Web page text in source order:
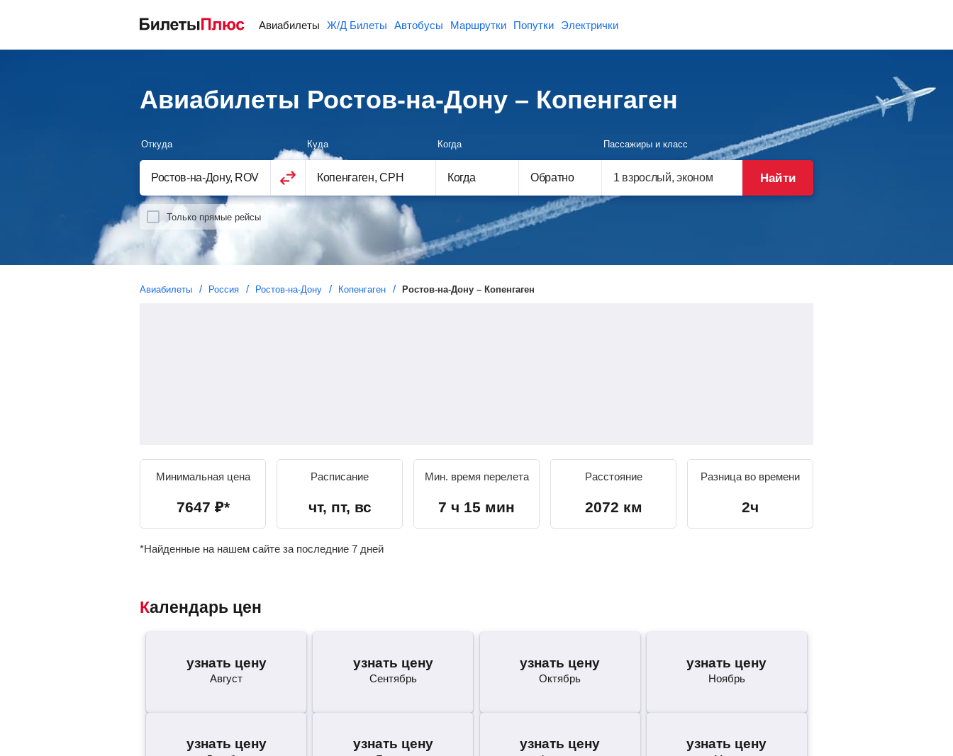
Авиабилеты Ж/Д Билеты Автобусы Маршрутки Попутки Электрички
Авиабилеты Ростов-на-Дону – Копенгаген
Откуда Куда
Когда
Когда
Обратно
Пассажиры и класс
Только прямые рейсы
Найти
Авиабилеты Россия Ростов-на-Дону Копенгаген Ростов-на-Дону – Копенгаген
Минимальная цена
7647 ₽*
Расписание
чт, пт, вс
Мин. время перелета
7 ч 15 мин
Расстояние
2072 км
Разница во времени
2ч
*Найденные на нашем сайте за последние 7 дней
Календарь цен
узнать цену
Август
узнать цену
Сентябрь
узнать цену
Октябрь
узнать цену
Ноябрь
узнать цену узнать цену узнать цену узнать цену